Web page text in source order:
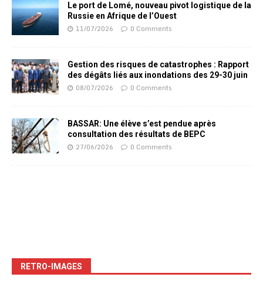
Le port de Lomé, nouveau pivot logistique de la
Russie en Afrique de l’Ouest
11/07/2026 0 Comments
Gestion des risques de catastrophes : Rapport
des dégâts liés aux inondations des 29-30 juin
08/07/2026 0 Comments
BASSAR: Une élève s’est pendue après
consultation des résultats de BEPC
27/06/2026 0 Comments
RETRO-IMAGES